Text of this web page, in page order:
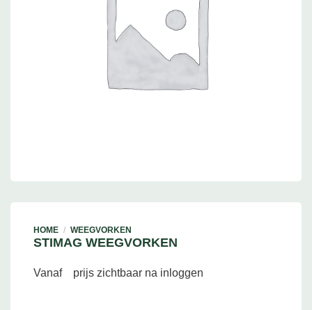
HOME / WEEGVORKEN
STIMAG WEEGVORKEN
Vanaf prijs zichtbaar na inloggen